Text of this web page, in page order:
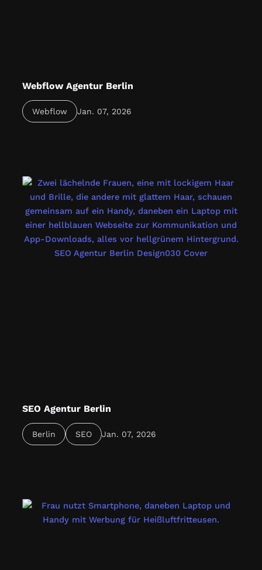
Webflow Agentur Berlin
Webflow Agentur Berlin bietet modernes Webdesign
ohne Code – individuell, schnell & SEO-optimiert.
Webflow Jan. 07, 2026
SEO Agentur Berlin
Als SEO Agentur aus Berlin hilft Design 030
Unternehmen dabei, lokal sichtbar zu werden,
technisch zu optimieren & Inhalte zu entwickeln, die
Berlin SEO Jan. 07, 2026